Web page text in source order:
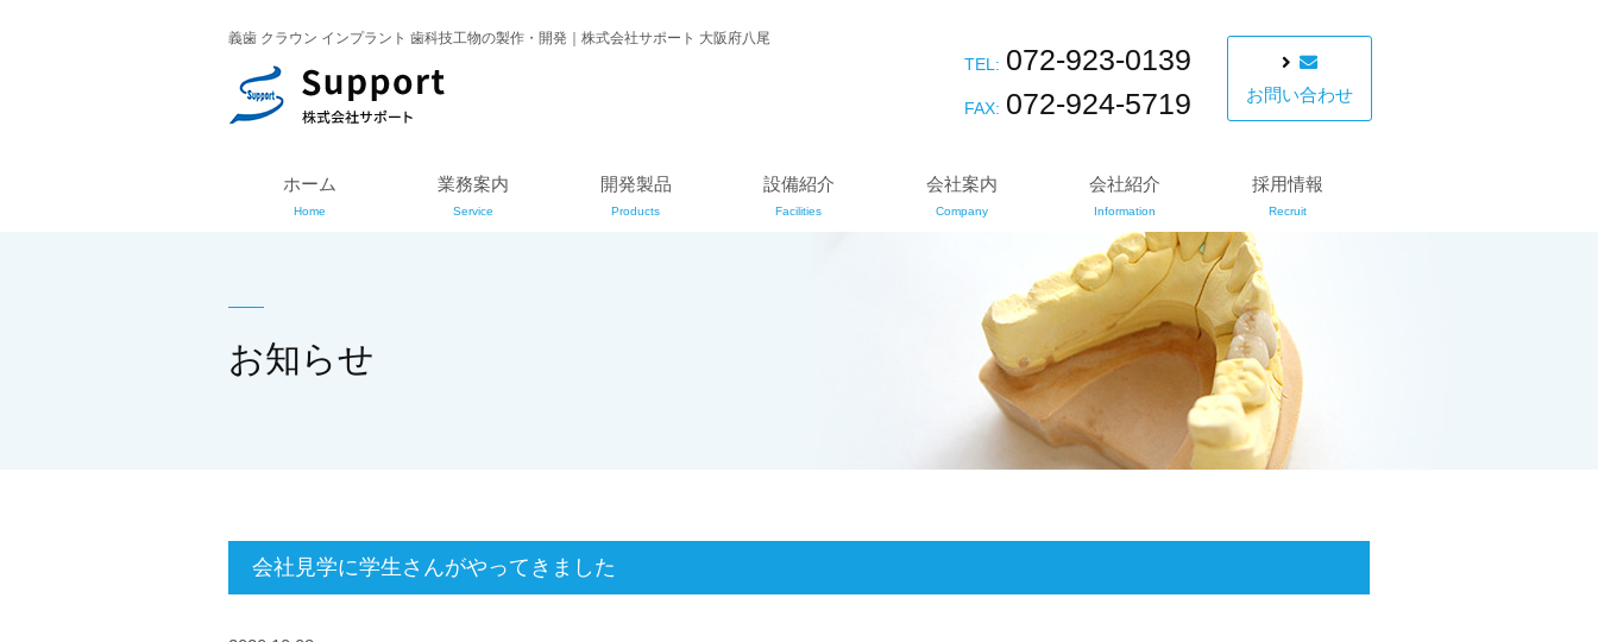
義歯 クラウン インプラント 歯科技工物の製作・開発｜株式会社サポート 大阪府八尾
TEL: 072-923-0139
FAX: 072-924-5719 お問い合わせ
ホーム
Home
業務案内
Service
開発製品
Products
設備紹介
Facilities
会社案内
Company
会社紹介
Information
採用情報
Recruit
お知らせ
会社見学に学生さんがやってきました